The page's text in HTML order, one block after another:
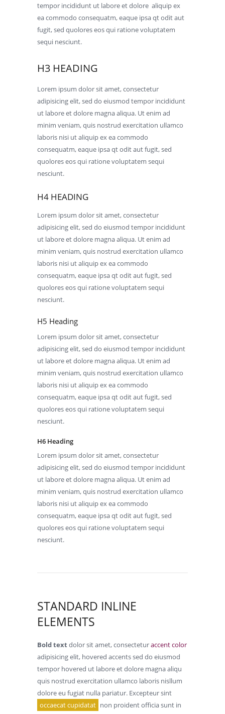
tempor incididunt ut labore et dolore aliquip ex
ea commodo consequatm, eaque ipsa qt odit aut
fugit, sed quolores eos qui ratione voluptatem
sequi nesciunt.
H3 HEADING
Lorem ipsum dolor sit amet, consectetur
adipisicing elit, sed do eiusmod tempor incididunt
ut labore et dolore magna aliqua. Ut enim ad
minim veniam, quis nostrud exercitation ullamco
laboris nisi ut aliquip ex ea commodo
consequatm, eaque ipsa qt odit aut fugit, sed
quolores eos qui ratione voluptatem sequi
nesciunt.
H4 HEADING
Lorem ipsum dolor sit amet, consectetur
adipisicing elit, sed do eiusmod tempor incididunt
ut labore et dolore magna aliqua. Ut enim ad
minim veniam, quis nostrud exercitation ullamco
laboris nisi ut aliquip ex ea commodo
consequatm, eaque ipsa qt odit aut fugit, sed
quolores eos qui ratione voluptatem sequi
nesciunt.
H5 Heading
Lorem ipsum dolor sit amet, consectetur
adipisicing elit, sed do eiusmod tempor incididunt
ut labore et dolore magna aliqua. Ut enim ad
minim veniam, quis nostrud exercitation ullamco
laboris nisi ut aliquip ex ea commodo
consequatm, eaque ipsa qt odit aut fugit, sed
quolores eos qui ratione voluptatem sequi
nesciunt.
H6 Heading
Lorem ipsum dolor sit amet, consectetur
adipisicing elit, sed do eiusmod tempor incididunt
ut labore et dolore magna aliqua. Ut enim ad
minim veniam, quis nostrud exercitation ullamco
laboris nisi ut aliquip ex ea commodo
consequatm, eaque ipsa qt odit aut fugit, sed
quolores eos qui ratione voluptatem sequi
nesciunt.
STANDARD INLINE
ELEMENTS
Bold textdolor sit amet, consecteturaccent color
adipisicing elit, hovered accents sed do eiusmod
tempor hovered ut labore et dolore magna aliqu
quis nostrud exercitation ullamco laboris nisllum
dolore eu fugiat nulla pariatur. Excepteur sint
occaecat cupidatat non proident officia sunt in